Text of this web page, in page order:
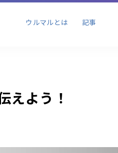
ウルマルとは 記事
ブランディング
えよう！